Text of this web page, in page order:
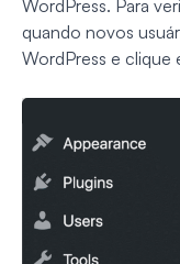
WordPress. Para
quando novos
WordPress e clique